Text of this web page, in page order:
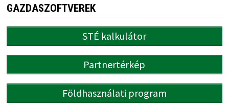
GAZDASZOFTVEREK
STÉ kalkulátor
Partnertérkép
Földhasználati program